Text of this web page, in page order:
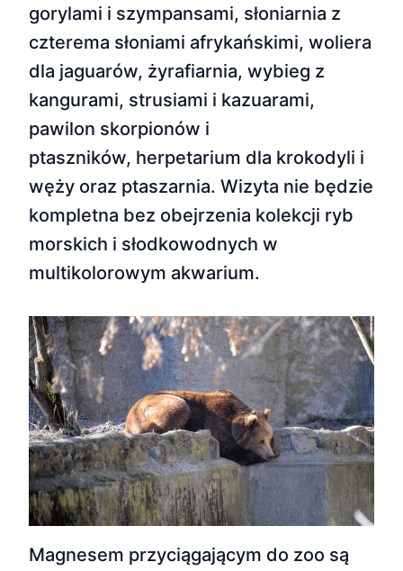
gorylami i szympansami, słoniarnia z
czterema słoniami afrykańskimi, woliera
dla jaguarów, żyrafiarnia, wybieg z
kangurami, strusiami i kazuarami,
pawilon skorpionów i
ptaszników, herpetarium dla krokodyli i
węży oraz ptaszarnia. Wizyta nie będzie
kompletna bez obejrzenia kolekcji ryb
morskich i słodkowodnych w
multikolorowym akwarium.
Magnesem przyciągającym do zoo są